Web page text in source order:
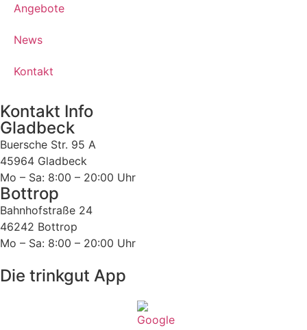
Angebote
News
Kontakt
Kontakt Info
Gladbeck
Buersche Str. 95 A
45964 Gladbeck
Mo – Sa: 8:00 – 20:00 Uhr
Bottrop
Bahnhofstraße 24
46242 Bottrop
Mo – Sa: 8:00 – 20:00 Uhr
Die trinkgut App